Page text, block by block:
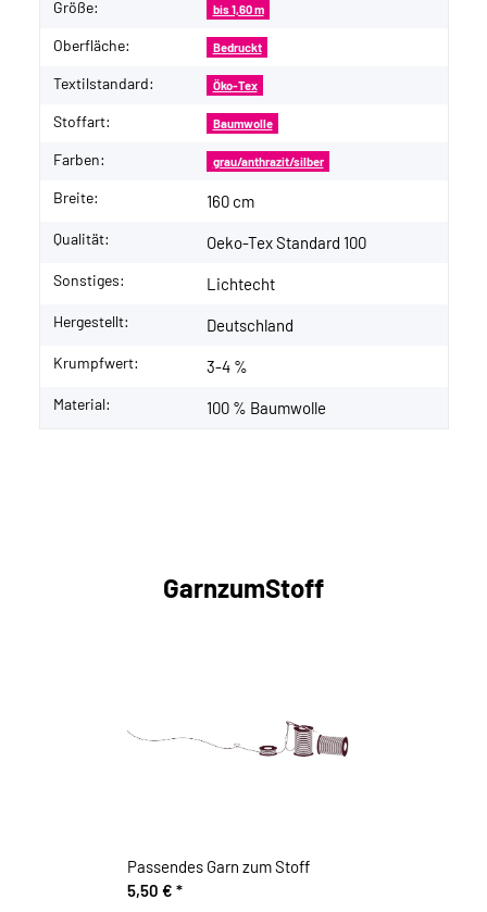
Größe: bis 1,60 m
Oberfläche: Bedruckt
Textilstandard: Öko-Tex
Stoffart: Baumwolle
Farben: grau/anthrazit/silber
Breite: 160 cm
Qualität: Oeko-Tex Standard 100
Sonstiges: Lichtecht
Hergestellt: Deutschland
Krumpfwert: 3-4 %
Material: 100 % Baumwolle
GarnzumStoff
Passendes Garn zum Stoff
5,50 € *